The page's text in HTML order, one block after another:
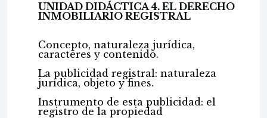
UNIDAD DIDÁCTICA 4. EL DERECHO
INMOBILIARIO REGISTRAL
Concepto, naturaleza jurídica,
caracteres y contenido.
La publicidad registral: naturaleza
jurídica, objeto y fines.
Instrumento de esta publicidad: el
registro de la propiedad